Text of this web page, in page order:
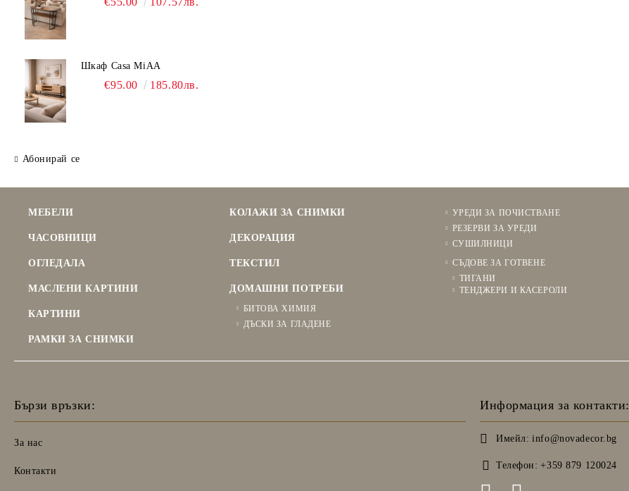
Шкаф Casa MiAA
€95.00 185.80лв.
Абонирай се
МЕБЕЛИ
ЧАСОВНИЦИ
ОГЛЕДАЛА
МАСЛЕНИ КАРТИНИ
КАРТИНИ
РАМКИ ЗА СНИМКИ
КОЛАЖИ ЗА СНИМКИ
ДЕКОРАЦИЯ
ТЕКСТИЛ
ДОМАШНИ ПОТРЕБИ
БИТОВА ХИМИЯ
ДЪСКИ ЗА ГЛАДЕНЕ
УРЕДИ ЗА ПОЧИСТВАНЕ
РЕЗЕРВИ ЗА УРЕДИ
СУШИЛНИЦИ
СЪДОВЕ ЗА ГОТВЕНЕ
ТИГАНИ
ТЕНДЖЕРИ И КАСЕРОЛИ
Бързи връзки:
За нас
Контакти
Информация за контакти:
Имейл: info@novadecor.bg
Телефон: +359 879 120024